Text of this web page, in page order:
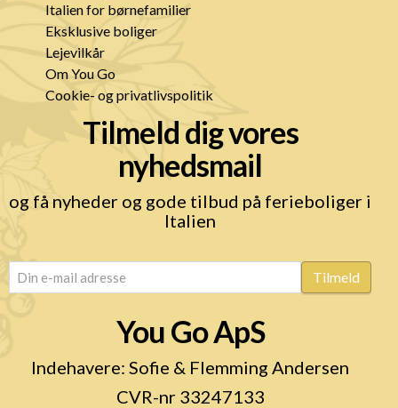
Italien for børnefamilier
Eksklusive boliger
Lejevilkår
Om You Go
Cookie- og privatlivspolitik
Tilmeld dig vores
nyhedsmail
og få nyheder og gode tilbud på ferieboliger i
Italien
email (Påkrævet) Tilmeld
You Go ApS
Indehavere: Sofie & Flemming Andersen
CVR-nr 33247133